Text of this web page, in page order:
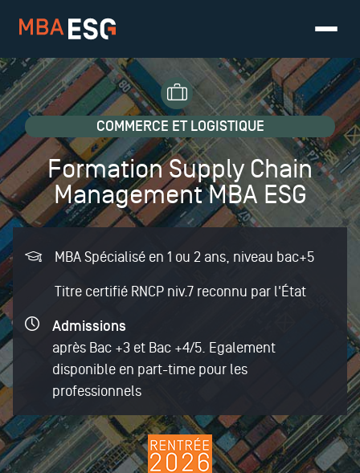
COMMERCE ET LOGISTIQUE
Formation Supply Chain
Management MBA ESG
MBA Spécialisé en 1 ou 2 ans, niveau bac+5
Titre certifié RNCP niv.7 reconnu par l'État
Admissions
après Bac +3 et Bac +4/5. Egalement
disponible en part-time pour les
professionnels